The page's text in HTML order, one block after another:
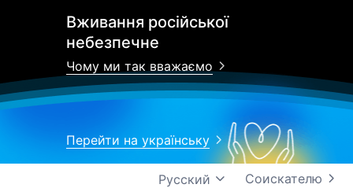
Вживання російської
небезпечне
Чому ми так вважаємо
Перейти на українську
Соискателю
Русский